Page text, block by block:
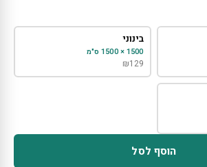
בינוני
1500 × 1500 ס"מ
₪129
הוסף לסל